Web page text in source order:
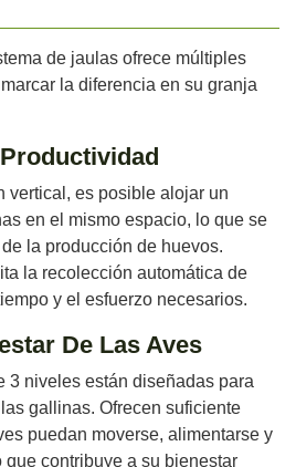
de jaulas ofrece múltiples
la diferencia en su granja
vertical, es posible alojar un
en el mismo espacio, lo que se
la producción de huevos.
la recolección automática de
y el esfuerzo necesarios.
De Las Aves
3 niveles están diseñadas para
gallinas. Ofrecen suficiente
puedan moverse, alimentarse y
que contribuye a su bienestar